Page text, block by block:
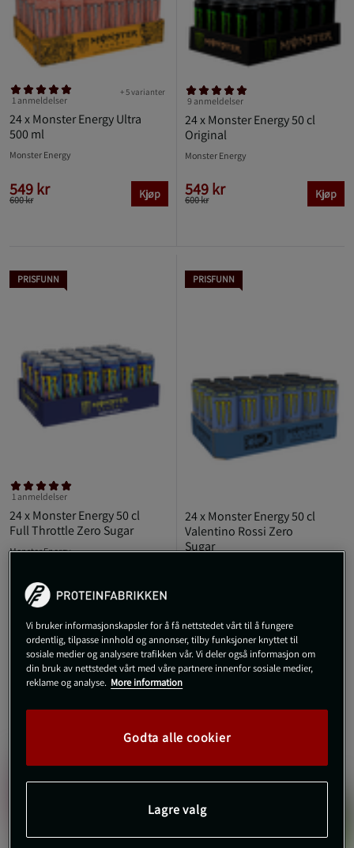
24 x Monster Energy Ultra
500 ml
+ 5 varianter
1 anmeldelser
Monster Energy
549 kr
600 kr Kjøp
24 x Monster Energy 50 cl
Original
9 anmeldelser
Monster Energy
549 kr
600 kr Kjøp
PRISFUNN
24 x Monster Energy 50 cl
Full Throttle Zero Sugar
1 anmeldelser
Monster Energy
549 kr Kjøp
PRISFUNN
24 x Monster Energy 50 cl
Valentino Rossi Zero
Sugar
PRISFUNN
Vi bruker informasjonskapsler for å få nettstedet vårt til å fungere
ordentlig, tilpasse innhold og annonser, tilby funksjoner knyttet til
sosiale medier og analysere trafikken vår. Vi deler også informasjon om
din bruk av nettstedet vårt med våre partnere innenfor sosiale medier,
reklame og analyse. More information
Godta alle cookier
Lagre valg